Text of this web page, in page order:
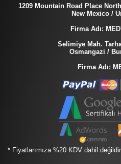
1209 Mountain Road Place
New Mexico /
Firma Adı:
Selimiye Mah.
Osmangazi /
Firma Adı:
* Fiyatlarımıza %20 KDV dahil